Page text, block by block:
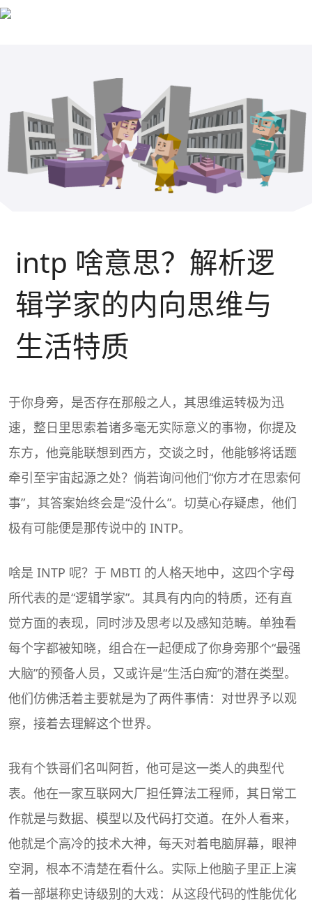
intp 啥意思？解析逻
辑学家的内向思维与
生活特质
于你身旁，是否存在那般之人，其思维运转极为迅
速，整日里思索着诸多毫无实际意义的事物，你提及
东方，他竟能联想到西方，交谈之时，他能够将话题
牵引至宇宙起源之处？倘若询问他们“你方才在思索何
事”，其答案始终会是“没什么”。切莫心存疑虑，他们
极有可能便是那传说中的 INTP。
啥是 INTP 呢？于 MBTI 的人格天地中，这四个字母
所代表的是“逻辑学家”。其具有内向的特质，还有直
觉方面的表现，同时涉及思考以及感知范畴。单独看
每个字都被知晓，组合在一起便成了你身旁那个“最强
大脑”的预备人员，又或许是“生活白痴”的潜在类型。
他们仿佛活着主要就是为了两件事情：对世界予以观
察，接着去理解这个世界。
我有个铁哥们名叫阿哲，他可是这一类人的典型代
表。他在一家互联网大厂担任算法工程师，其日常工
作就是与数据、模型以及代码打交道。在外人看来，
他就是个高冷的技术大神，每天对着电脑屏幕，眼神
空洞，根本不清楚在看什么。实际上他脑子里正上演
着一部堪称史诗级别的大戏：从这段代码的性能优化